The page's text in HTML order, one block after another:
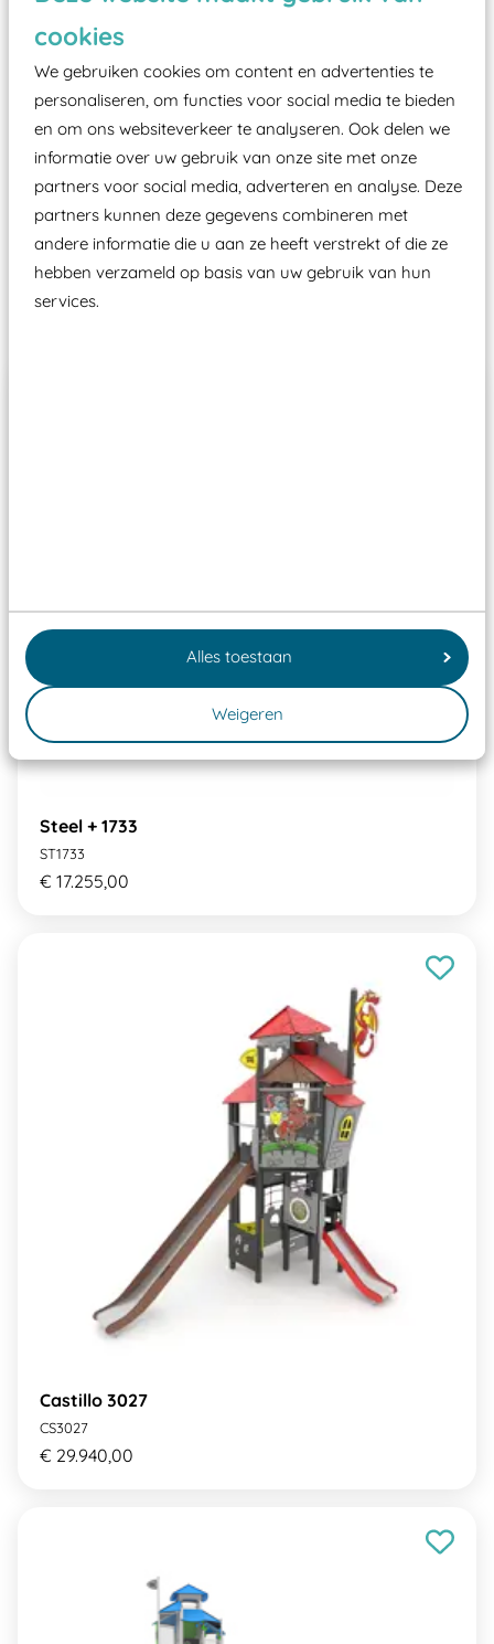
cookies
We gebruiken cookies om content en advertenties te
personaliseren, om functies voor social media te bieden
en om ons websiteverkeer te analyseren. Ook delen we
informatie over uw gebruik van onze site met onze
partners voor social media, adverteren en analyse. Deze
partners kunnen deze gegevens combineren met
andere informatie die u aan ze heeft verstrekt of die ze
hebben verzameld op basis van uw gebruik van hun
services.
Alles toestaan
Weigeren
Elk speeltoestel in de openbare ruimte voorzien
moet zijn van een typekeuring, -plaatje en
certificering, uitgegeven door een Nederlands
aangewezen keuringsinstantie?
Wij ook speeltoestellen kunnen laten keuren zodat
ze toch binnen het Warenwetbesluit Attractie- en
Speeltoestellen vallen?
Past er goed bij
Steel + 1733
ST1733
€ 17.255,00
Castillo 3027
CS3027
€ 29.940,00